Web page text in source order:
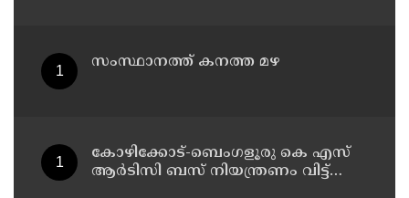
സംസ്ഥാനത്ത് കനത്ത മഴ
കോഴിക്കോട്-ബെംഗളൂരു കെ എസ്
ആര്‍ടിസി ബസ് നിയന്ത്രണം വിട്ട്